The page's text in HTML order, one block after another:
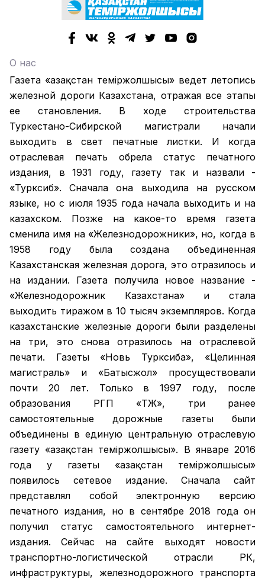
О нас
Газета «Қазақстан теміржолшысы» ведет летопись
железной дороги Казахстана, отражая все этапы
ее становления. В ходе строительства
Туркестано-Сибирской магистрали начали
выходить в свет печатные листки. И когда
отраслевая печать обрела статус печатного
издания, в 1931 году, газету так и назвали -
«Турксиб». Сначала она выходила на русском
языке, но с июля 1935 года начала выходить и на
казахском. Позже на какое-то время газета
сменила имя на «Железнодорожники», но, когда в
1958 году была создана объединенная
Казахстанская железная дорога, это отразилось и
на издании. Газета получила новое название -
«Железнодорожник Казахстана» и стала
выходить тиражом в 10 тысяч экземпляров. Когда
казахстанские железные дороги были разделены
на три, это снова отразилось на отраслевой
печати. Газеты «Новь Турксиба», «Целинная
магистраль» и «Батысжол» просуществовали
почти 20 лет. Только в 1997 году, после
образования РГП «ҚТЖ», три ранее
самостоятельные дорожные газеты были
объединены в единую центральную отраслевую
газету «Қазақстан темiржолшысы». В январе 2016
года у газеты «Қазақстан теміржолшысы»
появилось сетевое издание. Сначала сайт
представлял собой электронную версию
печатного издания, но в сентябре 2018 года он
получил статус самостоятельного интернет-
издания. Сейчас на сайте выходят новости
транспортно-логистической отрасли РК,
инфраструктуры, железнодорожного транспорта